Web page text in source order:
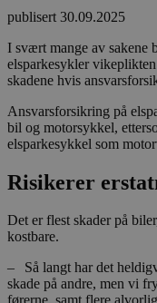
publisert 30.09.2025
I svært mange av sakene
elsparkesykler
skadene hvis
Ansvarsforsikring på
bil og motorsykkel,
elsparkesykkel som
Risikerer
Det er flest skader på
kostbare.
– Så langt har det
skade på andre, men vi